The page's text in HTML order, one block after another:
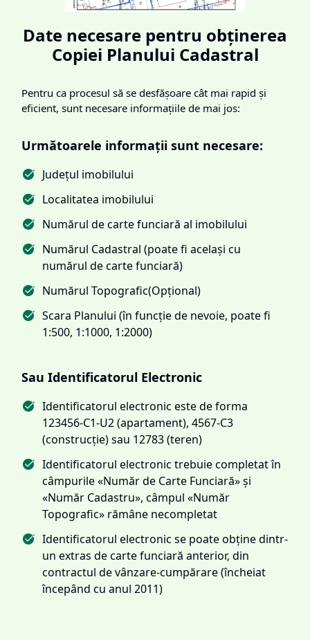
Date necesare pentru obținerea
Copiei Planului Cadastral
Pentru ca procesul să se desfășoare cât mai rapid și
eficient, sunt necesare informațiile de mai jos:
Următoarele informații sunt necesare:
Județul imobilului
Localitatea imobilului
Numărul de carte funciară al imobilului
Numărul Cadastral (poate fi același cu
numărul de carte funciară)
Numărul Topografic(Opțional)
Scara Planului (în funcție de nevoie, poate fi
1:500, 1:1000, 1:2000)
Sau Identificatorul Electronic
Identificatorul electronic este de forma
123456-C1-U2 (apartament), 4567-C3
(construcție) sau 12783 (teren)
Identificatorul electronic trebuie completat în
câmpurile «Număr de Carte Funciară» și
«Număr Cadastru», câmpul «Număr
Topografic» rămâne necompletat
Identificatorul electronic se poate obține dintr-
un extras de carte funciară anterior, din
contractul de vânzare-cumpărare (încheiat
începând cu anul 2011)